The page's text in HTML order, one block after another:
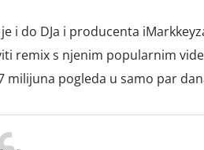
i do DJa i producenta
remix s njenim popularnim
milijuna pogleda u samo par